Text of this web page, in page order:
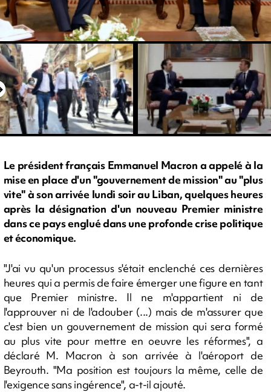
Le président français Emmanuel Macron a appelé à la
mise en place d'un "gouvernement de mission" au "plus
vite" à son arrivée lundi soir au Liban, quelques heures
après la désignation d'un nouveau Premier ministre
dans ce pays englué dans une profonde crise politique
et économique.
"J'ai vu qu'un processus s'était enclenché ces dernières
heures qui a permis de faire émerger une figure en tant
que Premier ministre. Il ne m'appartient ni de
l'approuver ni de l'adouber (...) mais de m'assurer que
c'est bien un gouvernement de mission qui sera formé
au plus vite pour mettre en oeuvre les réformes", a
déclaré M. Macron à son arrivée à l'aéroport de
Beyrouth. "Ma position est toujours la même, celle de
l'exigence sans ingérence", a-t-il ajouté.